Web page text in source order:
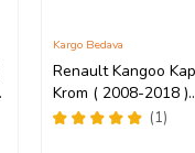
Renault Kangoo
Krom ( 2008-2018 )
Paslanmaz Çelik 8
(1)
Kargo Bedava